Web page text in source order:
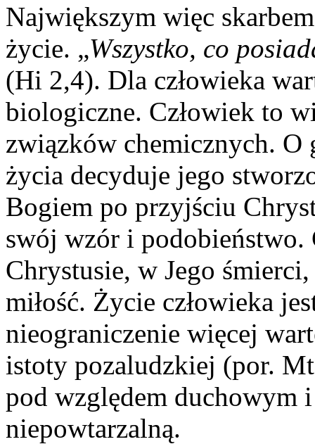
Największym więc
życie. „Wszystko, co
(Hi 2,4). Dla człowieka
biologiczne. Człowiek to
związków chemicznych.
życia decyduje jego
Bogiem po przyjściu
swój wzór i podobieństwo.
Chrystusie, w Jego
miłość. Życie człowieka
nieograniczenie więcej
istoty pozaludzkiej (por.
pod względem duchowym
niepowtarzalną.